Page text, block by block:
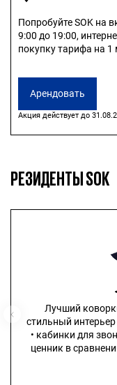
Попробуйте SOK на
9:00 до 19:00,
покупку тарифа на 1
Арендовать
Акция действует до
РЕЗИДЕНТЫ SOK
Лучший коворкинг
стильный
• кабинки для
ценник в